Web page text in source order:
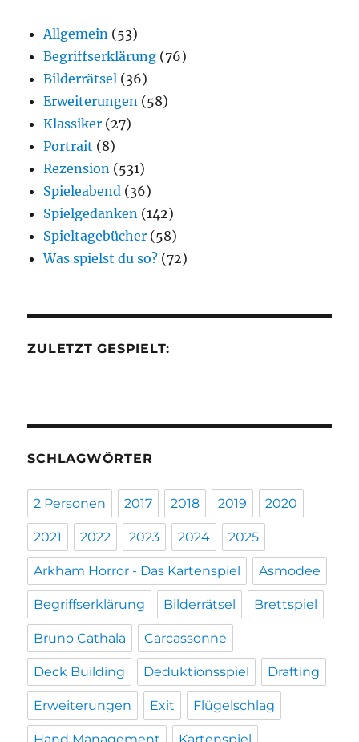
Allgemein (53)
Begriffserklärung (76)
Bilderrätsel (36)
Erweiterungen (58)
Klassiker (27)
Portrait (8)
Rezension (531)
Spieleabend (36)
Spielgedanken (142)
Spieltagebücher (58)
Was spielst du so? (72)
ZULETZT GESPIELT:
SCHLAGWÖRTER
2 Personen 2017 2018 2019 2020
2021 2022 2023 2024 2025
Arkham Horror - Das Kartenspiel Asmodee
Begriffserklärung Bilderrätsel Brettspiel
Bruno Cathala Carcassonne
Deck Building Deduktionsspiel Drafting
Erweiterungen Exit Flügelschlag
Hand Management Kartenspiel